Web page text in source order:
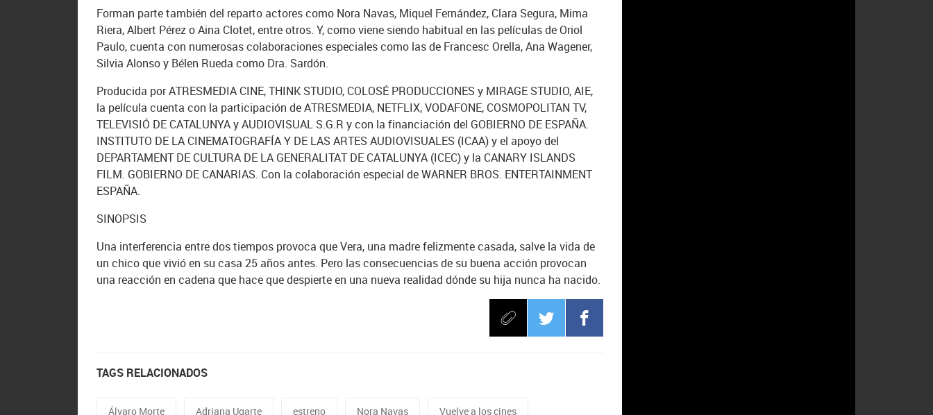
Forman parte también del reparto actores como Nora Navas, Miquel Fernández, Clara Segura, Mima
Riera, Albert Pérez o Aina Clotet, entre otros. Y, como viene siendo habitual en las películas de Oriol
Paulo, cuenta con numerosas colaboraciones especiales como las de Francesc Orella, Ana Wagener,
Silvia Alonso y Bélen Rueda como Dra. Sardón.
Producida por ATRESMEDIA CINE, THINK STUDIO, COLOSÉ PRODUCCIONES y MIRAGE STUDIO, AIE,
la película cuenta con la participación de ATRESMEDIA, NETFLIX, VODAFONE, COSMOPOLITAN TV,
TELEVISIÓ DE CATALUNYA y AUDIOVISUAL S.G.R y con la financiación del GOBIERNO DE ESPAÑA.
INSTITUTO DE LA CINEMATOGRAFÍA Y DE LAS ARTES AUDIOVISUALES (ICAA) y el apoyo del
DEPARTAMENT DE CULTURA DE LA GENERALITAT DE CATALUNYA (ICEC) y la CANARY ISLANDS
FILM. GOBIERNO DE CANARIAS. Con la colaboración especial de WARNER BROS. ENTERTAINMENT
ESPAÑA.
SINOPSIS
Una interferencia entre dos tiempos provoca que Vera, una madre felizmente casada, salve la vida de
un chico que vivió en su casa 25 años antes. Pero las consecuencias de su buena acción provocan
una reacción en cadena que hace que despierte en una nueva realidad dónde su hija nunca ha nacido.
TAGS RELACIONADOS
Álvaro Morte Adriana Ugarte estreno Nora Navas Vuelve a los cines